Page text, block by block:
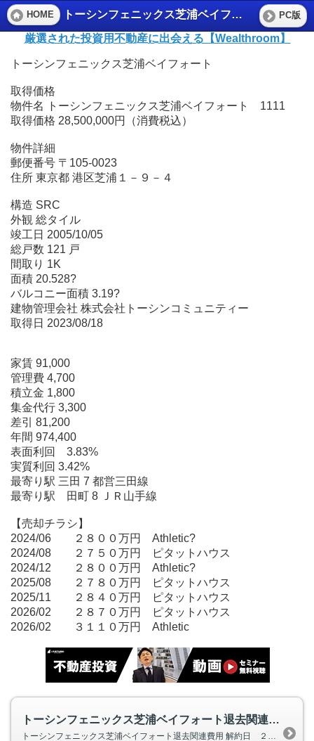
HOME トーシンフェニックス芝浦ベイフォート PC版
厳選された投資用不動産に出会える【Wealthroom】
トーシンフェニックス芝浦ベイフォート
取得価格
物件名 トーシンフェニックス芝浦ベイフォート 1111
取得価格 28,500,000円（消費税込）
物件詳細
郵便番号 〒105-0023
住所 東京都 港区芝浦１－９－４
構造 SRC
外観 総タイル
竣工日 2005/10/05
総戸数 121 戸
間取り 1K
面積 20.528?
バルコニー面積 3.19?
建物管理会社 株式会社トーシンコミュニティー
取得日 2023/08/18
家賃 91,000
管理費 4,700
積立金 1,800
集金代行 3,300
差引 81,200
年間 974,400
表面利回 3.83%
実質利回 3.42%
最寄り駅 三田 7 都営三田線
最寄り駅 田町 8 ＪＲ山手線
【売却チラシ】
2024/06 ２８００万円 Athletic?
2024/08 ２７５０万円 ピタットハウス
2024/12 ２８００万円 Athletic?
2025/08 ２７８０万円 ピタットハウス
2025/11 ２８４０万円 ピタットハウス
2026/02 ２８７０万円 ピタットハウス
2026/02 ３１１０万円 Athletic
トーシンフェニックス芝浦ベイフォート退去関連費用